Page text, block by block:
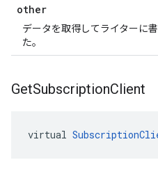
other
データを取得してライターに
た。
GetSubscriptionClient
virtual